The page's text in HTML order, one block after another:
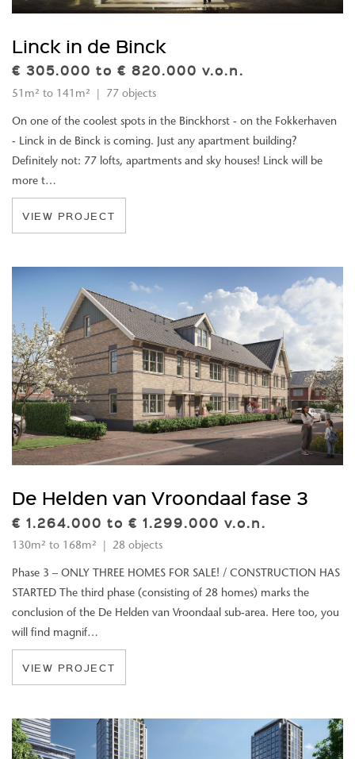
Linck in de Binck
€ 305.000 to € 820.000 v.o.n.
51m² to 141m² | 77 objects
On one of the coolest spots in the Binckhorst - on the Fokkerhaven
- Linck in de Binck is coming. Just any apartment building?
Definitely not: 77 lofts, apartments and sky houses! Linck will be
more t…
VIEW PROJECT
De Helden van Vroondaal fase 3
€ 1.264.000 to € 1.299.000 v.o.n.
130m² to 168m² | 28 objects
Phase 3 – ONLY THREE HOMES FOR SALE! / CONSTRUCTION HAS
STARTED The third phase (consisting of 28 homes) marks the
conclusion of the De Helden van Vroondaal sub-area. Here too, you
will find magnif…
VIEW PROJECT